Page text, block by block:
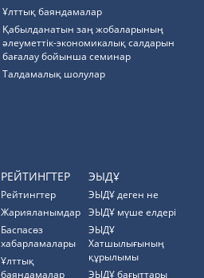
Ұлттық баяндамалар
Қабылданатын заң жобаларының
әлеуметтік-экономикалық салдарын
бағалау бойынша семинар
Талдамалық шолулар
РЕЙТИНГТЕР
Рейтингтер
Жарияланымдар
Баспасөз
хабарламалары
Ұлттық
баяндамалар
ЭЫДҰ
ЭЫДҰ деген не
ЭЫДҰ мүше елдері
ЭЫДҰ
Хатшылығының
құрылымы
ЭЫДҰ бағыттары